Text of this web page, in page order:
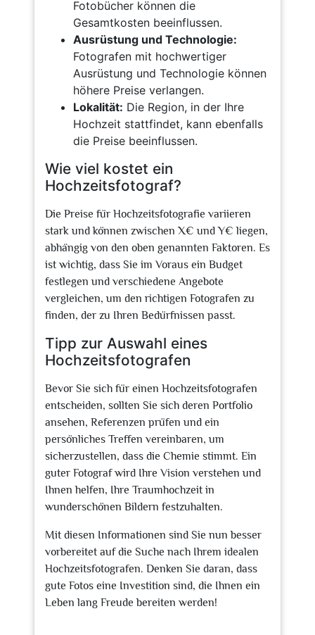
Fotobücher können die
Gesamtkosten beeinflussen.
Ausrüstung und Technologie:
Fotografen mit hochwertiger
Ausrüstung und Technologie können
höhere Preise verlangen.
Lokalität: Die Region, in der Ihre
Hochzeit stattfindet, kann ebenfalls
die Preise beeinflussen.
Wie viel kostet ein
Hochzeitsfotograf?
Die Preise für Hochzeitsfotografie variieren
stark und können zwischen X€ und Y€ liegen,
abhängig von den oben genannten Faktoren. Es
ist wichtig, dass Sie im Voraus ein Budget
festlegen und verschiedene Angebote
vergleichen, um den richtigen Fotografen zu
finden, der zu Ihren Bedürfnissen passt.
Tipp zur Auswahl eines
Hochzeitsfotografen
Bevor Sie sich für einen Hochzeitsfotografen
entscheiden, sollten Sie sich deren Portfolio
ansehen, Referenzen prüfen und ein
persönliches Treffen vereinbaren, um
sicherzustellen, dass die Chemie stimmt. Ein
guter Fotograf wird Ihre Vision verstehen und
Ihnen helfen, Ihre Traumhochzeit in
wunderschönen Bildern festzuhalten.
Mit diesen Informationen sind Sie nun besser
vorbereitet auf die Suche nach Ihrem idealen
Hochzeitsfotografen. Denken Sie daran, dass
gute Fotos eine Investition sind, die Ihnen ein
Leben lang Freude bereiten werden!